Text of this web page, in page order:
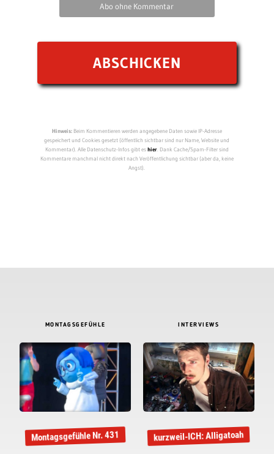
Abo ohne Kommentar
Hinweis:Beim Kommentieren werden angegebene Daten sowie IP-Adresse
gespeichert und Cookies gesetzt (öffentlich sichtbar sind nur Name, Website und
Kommentar). Alle Datenschutz-Infos gibt eshier. Dank Cache/Spam-Filter sind
Kommentare manchmal nicht direkt nach Veröffentlichung sichtbar (aber da, keine
Angst).
MONTAGSGEFÜHLE
Montagsgefühle Nr. 431
INTERVIEWS
kurzweil-ICH: Alligatoah